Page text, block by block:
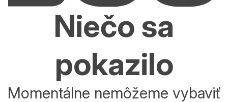
Niečo sa
pokazilo
Momentálne nemôžeme vybaviť